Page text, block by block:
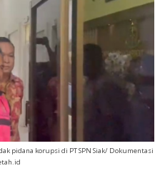
pidana korupsi di PT SPN Siak/ Dokumentasi